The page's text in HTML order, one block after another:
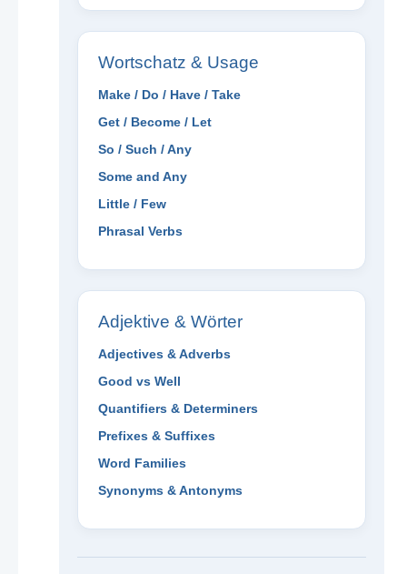
Wortschatz & Usage
Make / Do / Have / Take
Get / Become / Let
So / Such / Any
Some and Any
Little / Few
Phrasal Verbs
Adjektive & Wörter
Adjectives & Adverbs
Good vs Well
Quantifiers & Determiners
Prefixes & Suffixes
Word Families
Synonyms & Antonyms